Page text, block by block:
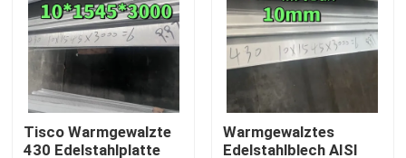
Produkte
Videos
Über uns
Tisco Warmgewalzte
430 Edelstahlplatte
Warmgewalztes
Edelstahlblech AISI